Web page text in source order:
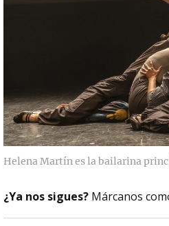
Helena Martín es la bailarina
¿Ya nos sigues? Márcanos